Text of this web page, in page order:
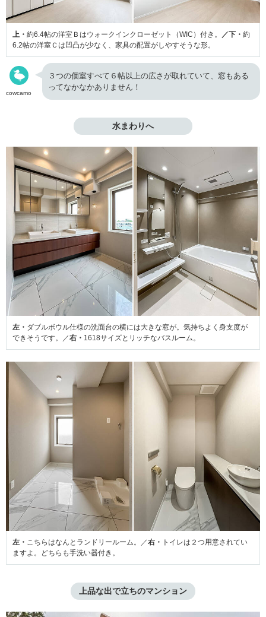
上・ 約6.4帖の洋室Ｂはウォークインクローゼット（WIC）付き。 ／下・ 約
6.2帖の洋室Ｃは凹凸が少なく、家具の配置がしやすそうな形。
cowcamo
３つの個室すべて６帖以上の広さが取れていて、窓もある
ってなかなかありません！
水まわりへ
左・ ダブルボウル仕様の洗面台の横には大きな窓が。気持ちよく身支度が
できそうです。／右・ 1618サイズとリッチなバスルーム。
左・ こちらはなんとランドリールーム。／右・ トイレは２つ用意されてい
ますよ。どちらも手洗い器付き。
上品な出で立ちのマンション